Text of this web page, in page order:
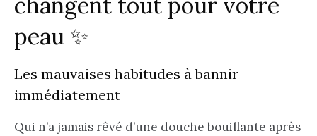
peau ✨
Les mauvaises habitudes à bannir
immédiatement
Qui n’a jamais rêvé d’une douche bouillante après